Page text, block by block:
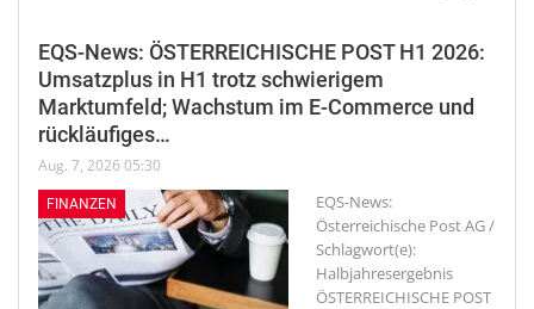
EQS-News: ÖSTERREICHISCHE POST H1 2026:
Umsatzplus in H1 trotz schwierigem
Marktumfeld; Wachstum im E-Commerce und
rückläufiges…
Aug. 7, 2026 05:30
FINANZEN
EQS-News:
Österreichische Post AG /
Schlagwort(e):
Halbjahresergebnis
ÖSTERREICHISCHE POST